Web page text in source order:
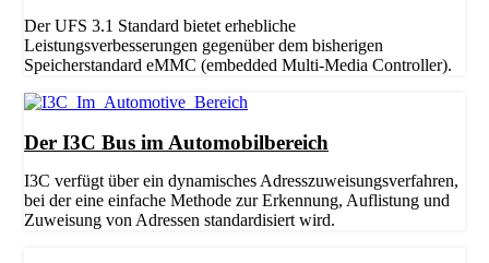
Der UFS 3.1 Standard bietet erhebliche
Leistungsverbesserungen gegenüber dem bisherigen
Speicherstandard eMMC (embedded Multi-Media Controller).
Der I3C Bus im Automobilbereich
I3C verfügt über ein dynamisches Adresszuweisungsverfahren,
bei der eine einfache Methode zur Erkennung, Auflistung und
Zuweisung von Adressen standardisiert wird.